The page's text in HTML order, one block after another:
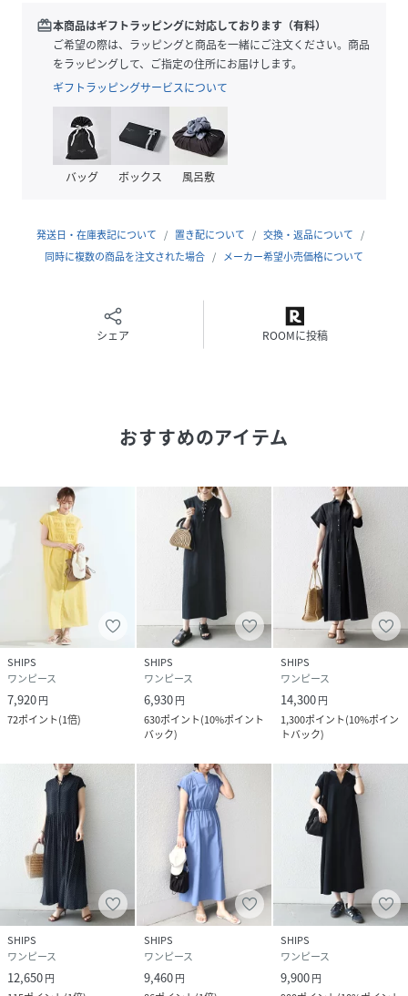
-素材-
ポリエステル混紡のレーヨン生地なので、落ち感があり柔ら
かい風合いです。
薄手すぎない程よい肉感で、身体のラインを拾いにくく安心
感のある着心地。
動くたびに揺れる軽やかさもポイントです。
-コーディネート-
るなど、気温やシーンに合わせたアレンジもおすすめです。
足元次第でカジュアルにもきれいめにも着こなしていただけ
同じシリーズで長袖のご用意もございます。
長袖品番：224-56-0013
生地の厚み：中間
光沢感：無
水洗い：手洗い可
------------------------------
【重量】
ブラック：410g
ベージュ/ネイビー：400ｇ
ライトブルー：390g
※カラーによって重量が異なります。
※旧品番(224-52-0051)と素材と色味が若干異なります。
※日光や照明光による色あせにご注意ください。
※摩擦による毛羽立ち、白化にご注意ください。
※水分が付着するとシミになりますのでご注意ください。
※しわ、プリーツ加工は、永久的なものではありません。
※着用、洗濯の繰り返しで、しわ、プリーツは徐々に消失し
ていきます。
※シワ加工、プリーツ加工の再加工はできません。
※クリーニング店に出される際は、しわ、プリーツ加工製品
であることを必ずお伝えください。
※ザラザラとした肌触りがありますので、ご購入の前に必ず
ご確認してください。
redeem本商品はギフトラッピングに対応しております（有料）
ご希望の際は、ラッピングと商品を一緒にご注文ください。商品
をラッピングして、ご指定の住所にお届けします。
ギフトラッピングサービスについて
バッグ ボックス 風呂敷
発送日・在庫表記について 置き配について
交換・返品について
同時に複数の商品を注文された場合
メーカー希望小売価格について
シェア ROOMに投稿
おすすめのアイテム
SHIPS
ワンピース
7,920円
72ポイント(1倍)
SHIPS
ワンピース
6,930円
630ポイント(10%ポイント
バック)
SHIPS
ワンピース
14,300円
1,300ポイント(10%ポイン
トバック)
SHIPS
ワンピース
12,650円
SHIPS
ワンピース
9,460円
SHIPS
ワンピース
9,900円